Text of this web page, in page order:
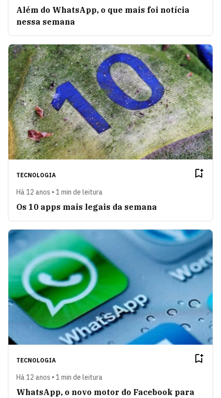
Além do WhatsApp, o que mais foi notícia
nessa semana
TECNOLOGIA
Há 12 anos • 1 min de leitura
Os 10 apps mais legais da semana
TECNOLOGIA
Há 12 anos • 1 min de leitura
WhatsApp, o novo motor do Facebook para